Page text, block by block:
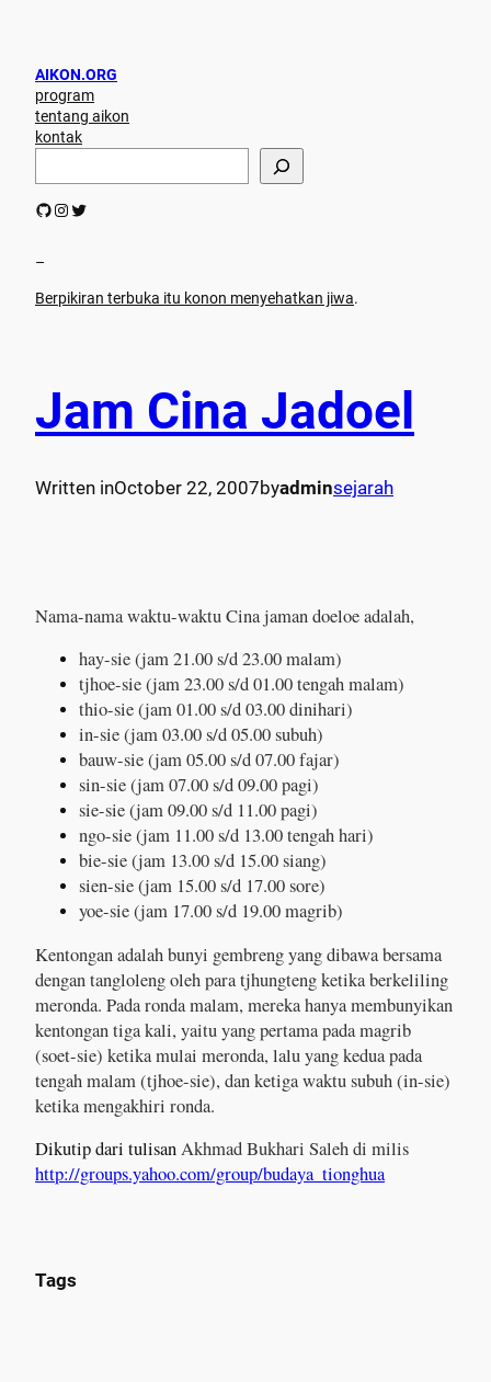
AIKON.ORG
program
tentang aikon
kontak
r
h
GitHub Instagram Twitter
–
Berpikiran terbuka itu konon menyehatkan jiwa.
Jam Cina Jadoel
Written inOctober 22, 2007byadminsejarah
Nama-nama waktu-waktu Cina jaman doeloe adalah,
hay-sie (jam 21.00 s/d 23.00 malam)
tjhoe-sie (jam 23.00 s/d 01.00 tengah malam)
thio-sie (jam 01.00 s/d 03.00 dinihari)
in-sie (jam 03.00 s/d 05.00 subuh)
bauw-sie (jam 05.00 s/d 07.00 fajar)
sin-sie (jam 07.00 s/d 09.00 pagi)
sie-sie (jam 09.00 s/d 11.00 pagi)
ngo-sie (jam 11.00 s/d 13.00 tengah hari)
bie-sie (jam 13.00 s/d 15.00 siang)
sien-sie (jam 15.00 s/d 17.00 sore)
yoe-sie (jam 17.00 s/d 19.00 magrib)
Kentongan adalah bunyi gembreng yang dibawa bersama
dengan tangloleng oleh para tjhungteng ketika berkeliling
meronda. Pada ronda malam, mereka hanya membunyikan
kentongan tiga kali, yaitu yang pertama pada magrib
(soet-sie) ketika mulai meronda, lalu yang kedua pada
tengah malam (tjhoe-sie), dan ketiga waktu subuh (in-sie)
ketika mengakhiri ronda.
Dikutip dari tulisanAkhmad Bukhari Saleh di milis
http://groups.yahoo.com/group/budaya_tionghua
Tags